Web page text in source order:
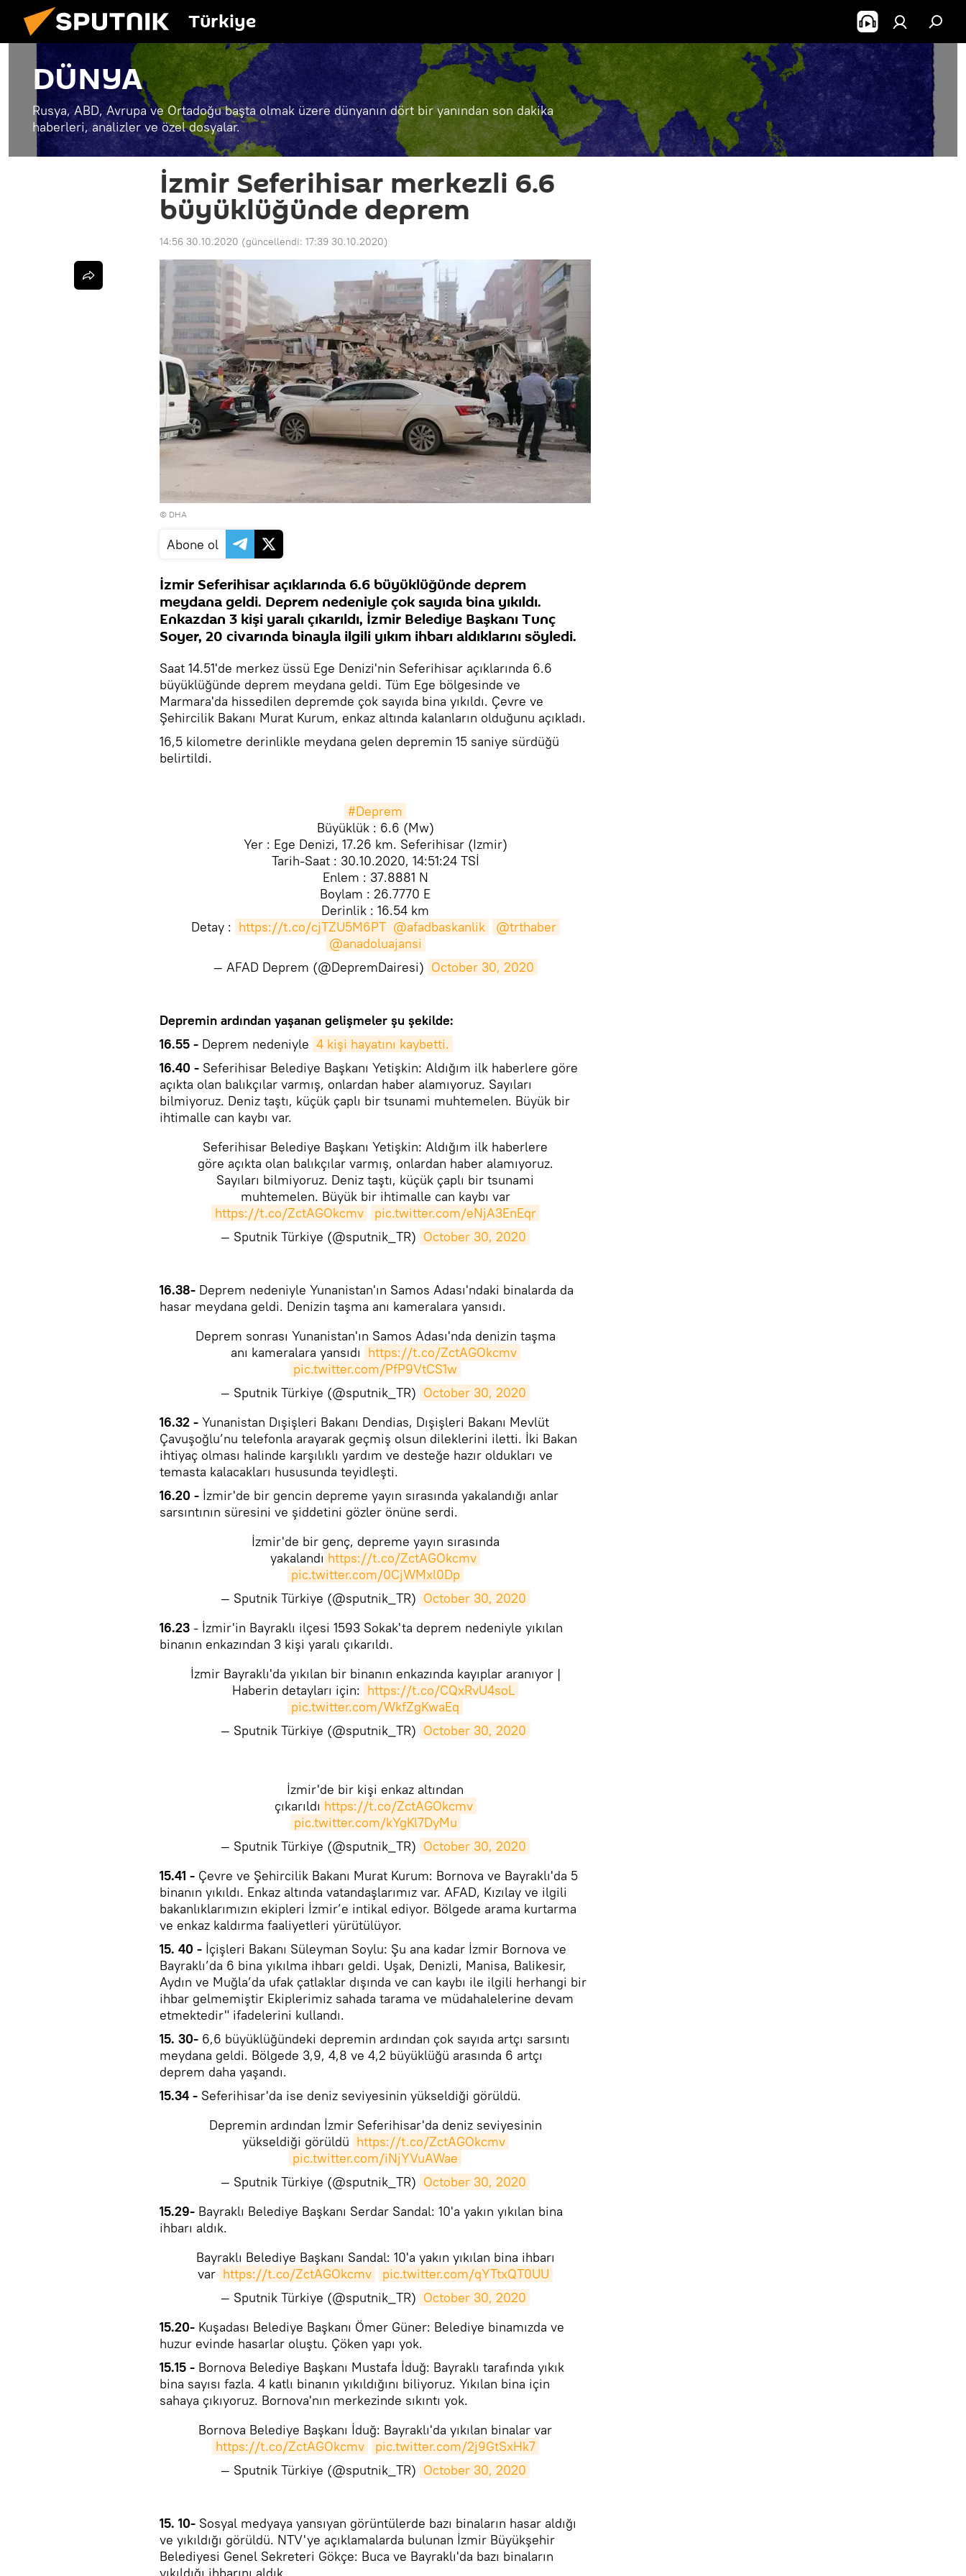
Türkiye
DÜNYA
Rusya, ABD, Avrupa ve Ortadoğu başta olmak üzere dünyanın dört bir yanından son dakika
haberleri, analizler ve özel dosyalar.
İzmir Seferihisar merkezli 6.6
büyüklüğünde deprem
14:56 30.10.2020 (güncellendi: 17:39 30.10.2020)
© DHA
Abone ol
İzmir Seferihisar açıklarında 6.6 büyüklüğünde deprem
meydana geldi. Deprem nedeniyle çok sayıda bina yıkıldı.
Enkazdan 3 kişi yaralı çıkarıldı, İzmir Belediye Başkanı Tunç
Soyer, 20 civarında binayla ilgili yıkım ihbarı aldıklarını söyledi.
Saat 14.51'de merkez üssü Ege Denizi'nin Seferihisar açıklarında 6.6
büyüklüğünde deprem meydana geldi. Tüm Ege bölgesinde ve
Marmara'da hissedilen depremde çok sayıda bina yıkıldı. Çevre ve
Şehircilik Bakanı Murat Kurum, enkaz altında kalanların olduğunu açıkladı.
​16,5 kilometre derinlikle meydana gelen depremin 15 saniye sürdüğü
belirtildi.
#Deprem
Büyüklük : 6.6 (Mw)
Yer : Ege Denizi, 17.26 km. Seferihisar (Izmir)
Tarih-Saat : 30.10.2020, 14:51:24 TSİ
Enlem : 37.8881 N
Boylam : 26.7770 E
Derinlik : 16.54 km
Detay : https://t.co/cjTZU5M6PT @afadbaskanlik
@trthaber
@anadoluajansi
— AFAD Deprem (@DepremDairesi) October 30, 2020
​​Depremin ardından yaşanan gelişmeler şu şekilde:
16.55 - Deprem nedeniyle 4 kişi hayatını kaybetti.
16.40 - Seferihisar Belediye Başkanı Yetişkin: Aldığım ilk haberlere göre
açıkta olan balıkçılar varmış, onlardan haber alamıyoruz. Sayıları
bilmiyoruz. Deniz taştı, küçük çaplı bir tsunami muhtemelen. Büyük bir
ihtimalle can kaybı var.
Seferihisar Belediye Başkanı Yetişkin: Aldığım ilk haberlere
göre açıkta olan balıkçılar varmış, onlardan haber alamıyoruz.
Sayıları bilmiyoruz. Deniz taştı, küçük çaplı bir tsunami
muhtemelen. Büyük bir ihtimalle can kaybı var
https://t.co/ZctAGOkcmv
pic.twitter.com/eNjA3EnEqr
— Sputnik Türkiye (@sputnik_TR) October 30, 2020
​16.38- Deprem nedeniyle Yunanistan'ın Samos Adası'ndaki binalarda da
hasar meydana geldi. Denizin taşma anı kameralara yansıdı.
Deprem sonrası Yunanistan'ın Samos Adası'nda denizin taşma
anı kameralara yansıdı https://t.co/ZctAGOkcmv
pic.twitter.com/PfP9VtCS1w
— Sputnik Türkiye (@sputnik_TR) October 30, 2020
​16.32 - Yunanistan Dışişleri Bakanı Dendias, Dışişleri Bakanı Mevlüt
Çavuşoğlu’nu telefonla arayarak geçmiş olsun dileklerini iletti. İki Bakan
ihtiyaç olması halinde karşılıklı yardım ve desteğe hazır oldukları ve
temasta kalacakları hususunda teyidleşti.
16.20 - İzmir'de bir gencin depreme yayın sırasında yakalandığı anlar
sarsıntının süresini ve şiddetini gözler önüne serdi.
İzmir'de bir genç, depreme yayın sırasında
yakalandı https://t.co/ZctAGOkcmv
pic.twitter.com/0CjWMxl0Dp
— Sputnik Türkiye (@sputnik_TR) October 30, 2020
16.23 - ​İzmir'in Bayraklı ilçesi 1593 Sokak'ta deprem nedeniyle yıkılan
binanın enkazından 3 kişi yaralı çıkarıldı.
İzmir Bayraklı'da yıkılan bir binanın enkazında kayıplar aranıyor |
Haberin detayları için: https://t.co/CQxRvU4soL
pic.twitter.com/WkfZgKwaEq
— Sputnik Türkiye (@sputnik_TR) October 30, 2020
İzmir'de bir kişi enkaz altından
çıkarıldı https://t.co/ZctAGOkcmv
pic.twitter.com/kYgKl7DyMu
— Sputnik Türkiye (@sputnik_TR) October 30, 2020
15.41 - Çevre ve Şehircilik Bakanı Murat Kurum: Bornova ve Bayraklı'da 5
binanın yıkıldı. Enkaz altında vatandaşlarımız var. AFAD, Kızılay ve ilgili
bakanlıklarımızın ekipleri İzmir’e intikal ediyor. Bölgede arama kurtarma
ve enkaz kaldırma faaliyetleri yürütülüyor.
15. 40 - İçişleri Bakanı Süleyman Soylu: Şu ana kadar İzmir Bornova ve
Bayraklı’da 6 bina yıkılma ihbarı geldi. Uşak, Denizli, Manisa, Balikesir,
Aydın ve Muğla’da ufak çatlaklar dışında ve can kaybı ile ilgili herhangi bir
ihbar gelmemiştir Ekiplerimiz sahada tarama ve müdahalelerine devam
etmektedir" ifadelerini kullandı.
15. 30- 6,6 büyüklüğündeki depremin ardından çok sayıda artçı sarsıntı
meydana geldi. Bölgede 3,9, 4,8 ve 4,2 büyüklüğü arasında 6 artçı
deprem daha yaşandı.
​15.34 - Seferihisar'da ise deniz seviyesinin yükseldiği görüldü.
Depremin ardından İzmir Seferihisar'da deniz seviyesinin
yükseldiği görüldü https://t.co/ZctAGOkcmv
pic.twitter.com/iNjYVuAWae
— Sputnik Türkiye (@sputnik_TR) October 30, 2020
​15.29- Bayraklı Belediye Başkanı Serdar Sandal: 10'a yakın yıkılan bina
ihbarı aldık.
Bayraklı Belediye Başkanı Sandal: 10'a yakın yıkılan bina ihbarı
var https://t.co/ZctAGOkcmv
pic.twitter.com/qYTtxQT0UU
— Sputnik Türkiye (@sputnik_TR) October 30, 2020
​​15.20- Kuşadası Belediye Başkanı Ömer Güner: Belediye binamızda ve
huzur evinde hasarlar oluştu. Çöken yapı yok.
​15.15 - Bornova Belediye Başkanı Mustafa İduğ: Bayraklı tarafında yıkık
bina sayısı fazla. 4 katlı binanın yıkıldığını biliyoruz. Yıkılan bina için
sahaya çıkıyoruz. Bornova'nın merkezinde sıkıntı yok.
Bornova Belediye Başkanı İduğ: Bayraklı'da yıkılan binalar var
https://t.co/ZctAGOkcmv
pic.twitter.com/2j9GtSxHk7
— Sputnik Türkiye (@sputnik_TR) October 30, 2020
​15. 10- Sosyal medyaya yansıyan görüntülerde bazı binaların hasar aldığı
ve yıkıldığı görüldü. NTV'ye açıklamalarda bulunan İzmir Büyükşehir
Belediyesi Genel Sekreteri Gökçe: Buca ve Bayraklı'da bazı binaların